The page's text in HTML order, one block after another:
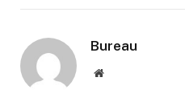
Bureau
Website